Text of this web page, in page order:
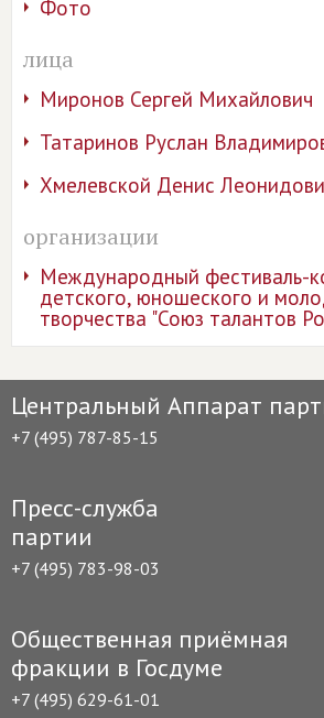
Фото
лица
Миронов Сергей Михайлович
Татаринов Руслан
Хмелевской Денис
организации
Международный фестиваль-
детского, юношеского и
творчества "Союз талантов
Центральный Аппарат
+7 (495) 787-85-15
Пресс-служба
партии
+7 (495) 783-98-03
Общественная приёмная
фракции в Госдуме
+7 (495) 629-61-01